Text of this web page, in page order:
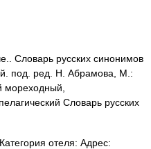
Словарь русских синонимов
под. ред. Н. Абрамова, М.:
мореходный,
Словарь русских
отеля: Адрес: